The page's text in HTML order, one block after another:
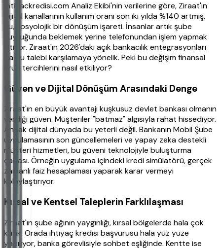
İhtiyackredisi.com Analiz Ekibi'nin verilerine göre, Ziraat'ın
dijital kanallarının kullanım oranı son iki yılda %140 artmış.
Bu, sosyolojik bir dönüşüm işareti. İnsanlar artık şube
kuyruğunda beklemek yerine telefonundan işlem yapmak
istiyor. Ziraat'ın 2026'daki açık bankacılık entegrasyonları
da bu talebi karşılamaya yönelik. Peki bu değişim finansal
ürün tercihlerini nasıl etkiliyor?
Güven ve Dijital Dönüşüm Arasındaki Denge
Ziraat'ın en büyük avantajı kuşkusuz devlet bankası olmanın
verdiği güven. Müşteriler "batmaz" algısıyla rahat hissediyor.
Ancak dijital dünyada bu yeterli değil. Bankanın Mobil Şube
uygulamasının son güncellemeleri ve yapay zeka destekli
müşteri hizmetleri, bu güveni teknolojiyle buluşturma
çabası. Örneğin uygulama içindeki kredi simülatörü, gerçek
zamanlı faiz hesaplaması yaparak karar vermeyi
kolaylaştırıyor.
Kırsal ve Kentsel Taleplerin Farklılaşması
Ziraat'ın şube ağının yaygınlığı, kırsal bölgelerde hala çok
kritik. Orada ihtiyaç kredisi başvurusu hala yüz yüze
yapılıyor, banka görevlisiyle sohbet eşliğinde. Kentte ise